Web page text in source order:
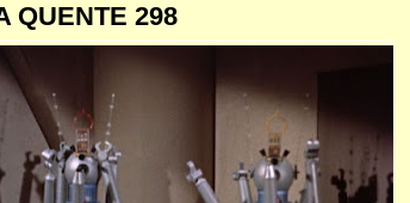
QUENTE 298